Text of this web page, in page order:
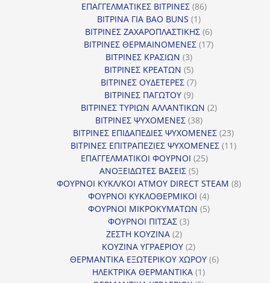
προϊόντα
ΕΠΑΓΓΕΛΜΑΤΙΚΕΣ ΒΙΤΡΙΝΕΣ 8686
ΒΙΤΡΙΝΑ ΓΙΑ BAO BUNS 11
προϊόν
ΒΙΤΡΙΝΕΣ ΖΑΧΑΡΟΠΛΑΣΤΙΚΗΣ 66
προϊόντα
ΒΙΤΡΙΝΕΣ ΘΕΡΜΑΙΝΟΜΕΝΕΣ 1717
ΒΙΤΡΙΝΕΣ ΚΡΑΣΙΩΝ 33
προϊόντα
ΒΙΤΡΙΝΕΣ ΚΡΕΑΤΩΝ 55
προϊόντα
ΒΙΤΡΙΝΕΣ ΟΥΔΕΤΕΡΕΣ 77
ΒΙΤΡΙΝΕΣ ΠΑΓΩΤΟΥ 99
προϊόντα
ΒΙΤΡΙΝΕΣ ΤΥΡΙΩΝ ΑΛΛΑΝΤΙΚΩΝ 22
ΒΙΤΡΙΝΕΣ ΨΥΧΟΜΕΝΕΣ 3838
προϊόντα
ΒΙΤΡΙΝΕΣ ΕΠΙΔΑΠΕΔΙΕΣ ΨΥΧΟΜΕΝΕΣ 2323
προϊόντα
ΒΙΤΡΙΝΕΣ ΕΠΙΤΡΑΠΕΖΙΕΣ ΨΥΧΟΜΕΝΕΣ 1111
ΕΠΑΓΓΕΛΜΑΤΙΚΟΙ ΦΟΥΡΝΟΙ 2525
ΑΝΟΞΕΙΔΩΤΕΣ ΒΑΣΕΙΣ 55
προϊόντα
ΦΟΥΡΝΟΙ ΚΥΚΛ/ΚΟΙ ΑΤΜΟΥ DIRECT STEAM 88
ΦΟΥΡΝΟΙ ΚΥΚΛΟΘΕΡΜΙΚΟΙ 44
προϊόντα
ΦΟΥΡΝΟΙ ΜΙΚΡΟΚΥΜΑΤΩΝ 55
ΦΟΥΡΝΟΙ ΠΙΤΣΑΣ 33
ΖΕΣΤΗ ΚΟΥΖΙΝΑ 22
προϊόντα
ΚΟΥΖΙΝΑ ΥΓΡΑΕΡΙΟΥ 22
προϊόντα
ΘΕΡΜΑΝΤΙΚΑ ΕΞΩΤΕΡΙΚΟΥ ΧΩΡΟΥ 66
ΗΛΕΚΤΡΙΚΑ ΘΕΡΜΑΝΤΙΚΑ 11